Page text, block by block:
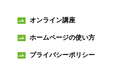
オンライン講座
ホームページの使い方
プライバシーポリシー